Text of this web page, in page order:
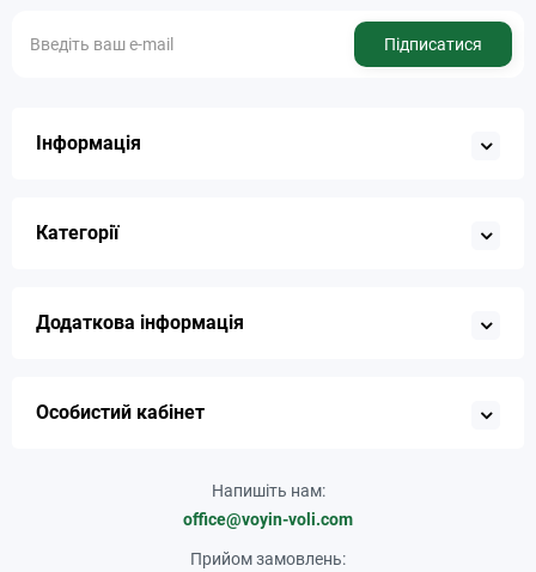
Підписатися
Інформація
Категорії
Додаткова інформація
Особистий кабінет
Напишіть нам:
office@voyin-voli.com
Прийом замовлень: